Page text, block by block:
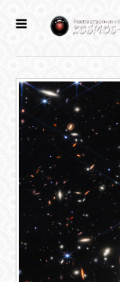
НОВОСТИ
ФОРУМ
СТАТЬИ